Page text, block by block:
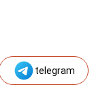
telegram